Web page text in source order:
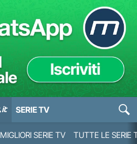
SERIE TV
MIGLIORI SERIE TV TUTTE LE SERIE